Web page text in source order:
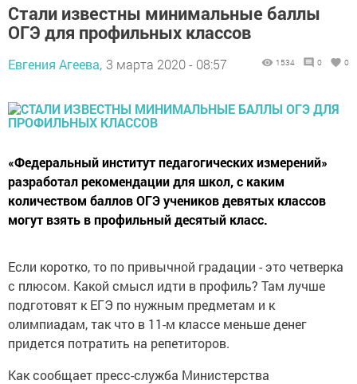
Стали известны минимальные баллы
ОГЭ для профильных классов
Евгения Агеева, 3 марта 2020 - 08:57 1534 0 0
«Федеральный институт педагогических измерений»
разработал рекомендации для школ, с каким
количеством баллов ОГЭ учеников девятых классов
могут взять в профильный десятый класс.
Если коротко, то по привычной градации - это четверка
с плюсом. Какой смысл идти в профиль? Там лучше
подготовят к ЕГЭ по нужным предметам и к
олимпиадам, так что в 11-м классе меньше денег
придется потратить на репетиторов.
Как сообщает пресс-служба Министерства